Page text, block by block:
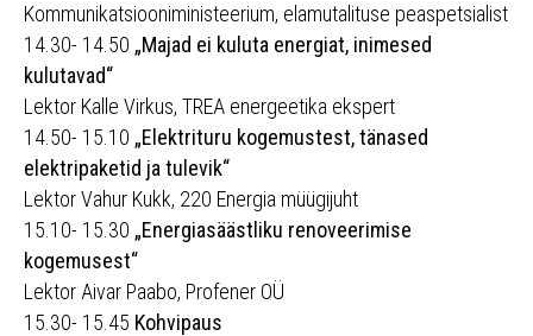
Kommunikatsiooniministeerium, elamutalituse peaspetsialist
14.30- 14.50 „Majad ei kuluta energiat, inimesed
kulutavad“
Lektor Kalle Virkus, TREA energeetika ekspert
14.50- 15.10 „Elektrituru kogemustest, tänased
elektripaketid ja tulevik“
Lektor Vahur Kukk, 220 Energia müügijuht
15.10- 15.30 „Energiasäästliku renoveerimise
kogemusest“
Lektor Aivar Paabo, Profener OÜ
15.30- 15.45 Kohvipaus